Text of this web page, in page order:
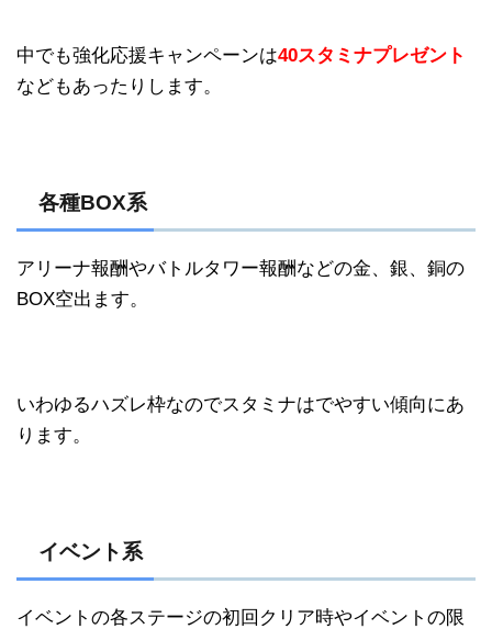
中でも強化応援キャンペーンは40スタミナプレゼント
などもあったりします。
各種BOX系
アリーナ報酬やバトルタワー報酬などの金、銀、銅の
BOX空出ます。
いわゆるハズレ枠なのでスタミナはでやすい傾向にあ
ります。
イベント系
イベントの各ステージの初回クリア時やイベントの限